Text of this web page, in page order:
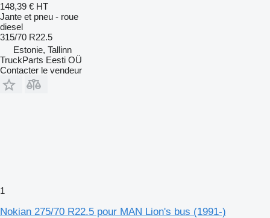
148,39 € HT
Jante et pneu - roue
diesel
315/70 R22.5
Estonie, Tallinn
TruckParts Eesti OÜ
Contacter le vendeur
1
Nokian 275/70 R22.5 pour MAN Lion's bus (1991-)